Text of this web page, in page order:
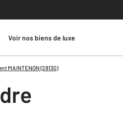
Voir nos biens de luxe
MAINTENON (28130)